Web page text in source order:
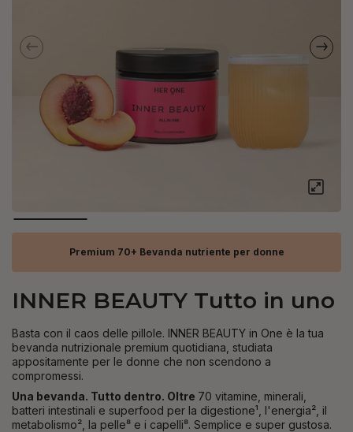
Premium 70+ Bevanda nutriente per donne
INNER BEAUTY Tutto in uno
Basta con il caos delle pillole. INNER BEAUTY in One è la tua
bevanda nutrizionale premium quotidiana, studiata
appositamente per le donne che non scendono a
compromessi.
Una bevanda. Tutto dentro. Oltre 70 vitamine, minerali,
batteri intestinali e superfood per la digestione¹, l'energia², il
metabolismo², la pelle⁸ e i capelli⁸. Semplice e super gustosa.